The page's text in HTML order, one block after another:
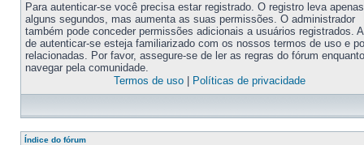
Para autenticar-se você precisa estar registrado. O registro leva apenas
alguns segundos, mas aumenta as suas permissões. O administrador
também pode conceder permissões adicionais a usuários registrados.
de autenticar-se esteja familiarizado com os nossos termos de uso e
relacionadas. Por favor, assegure-se de ler as regras do fórum enquanto
navegar pela comunidade.
Termos de uso| Políticas de privacidade
Índice do fórum